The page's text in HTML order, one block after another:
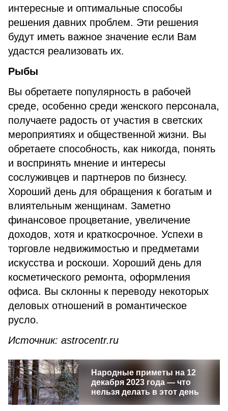
интересные и оптимальные способы
решения давних проблем. Эти решения
будут иметь важное значение если Вам
удастся реализовать их.
Рыбы
Вы обретаете популярность в рабочей
среде, особенно среди женского персонала,
получаете радость от участия в светских
мероприятиях и общественной жизни. Вы
обретаете способность, как никогда, понять
и воспринять мнение и интересы
сослуживцев и партнеров по бизнесу.
Хороший день для обращения к богатым и
влиятельным женщинам. Заметно
финансовое процветание, увеличение
доходов, хотя и краткосрочное. Успехи в
торговле недвижимостью и предметами
искусства и роскоши. Хороший день для
косметического ремонта, оформления
офиса. Вы склонны к переводу некоторых
деловых отношений в романтическое
русло.
Источник: astrocentr.ru
Народные приметы на 12
декабря 2023 года — что
нельзя делать в этот день